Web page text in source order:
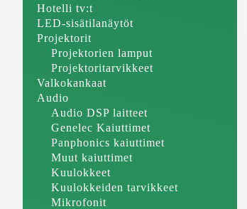
Hotelli tv:t
LED-sisätilanäytöt
Projektorit
Projektorien lamput
Projektoritarvikkeet
Valkokankaat
Audio
Audio DSP laitteet
Genelec Kaiuttimet
Panphonics kaiuttimet
Muut kaiuttimet
Kuulokkeet
Kuulokkeiden tarvikkeet
Mikrofonit